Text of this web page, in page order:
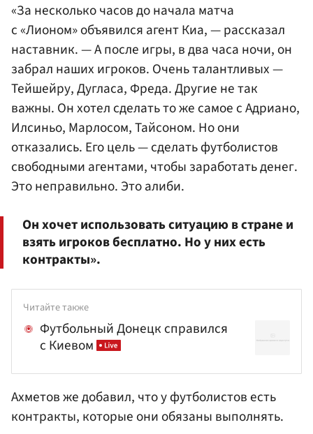
«За несколько часов до начала матча
с «Лионом» объявился агент Киа, — рассказал
наставник. — А после игры, в два часа ночи, он
забрал наших игроков. Очень талантливых —
Тейшейру, Дугласа, Фреда. Другие не так
важны. Он хотел сделать то же самое с Адриано,
Илсиньо, Марлосом, Тайсоном. Но они
отказались. Его цель — сделать футболистов
свободными агентами, чтобы заработать денег.
Это неправильно. Это алиби.
Он хочет использовать ситуацию в стране и
взять игроков бесплатно. Но у них есть
контракты».
Читайте также
Футбольный Донецк справился
с Киевом
Ахметов же добавил, что у футболистов есть
контракты, которые они обязаны выполнять.